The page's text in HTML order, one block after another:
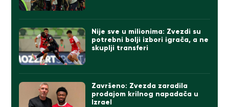
Nije sve u milionima: Zvezdi su
potrebni bolji izbori igrača, a ne
skuplji transferi
Završeno: Zvezda zaradila
prodajom krilnog napadača u
Izrael